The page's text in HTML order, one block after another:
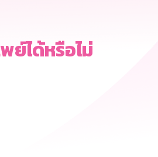
ย์ได้หรือไม่